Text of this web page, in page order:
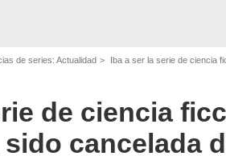
de series: Actualidad Iba a ser la serie de ciencia
de ciencia
cancelada